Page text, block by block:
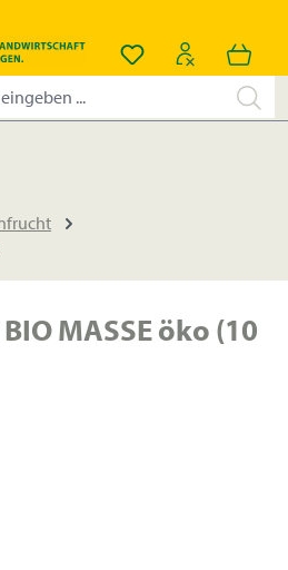
Du hast 0
MASSE öko (10